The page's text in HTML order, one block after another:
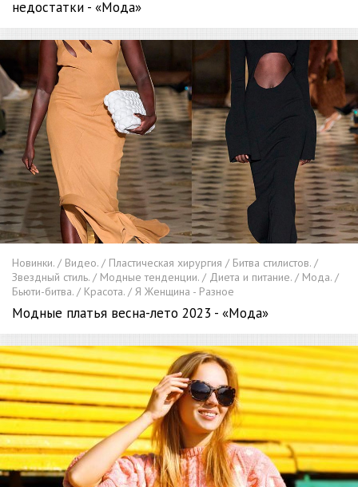
недостатки - «Мода»
Новинки. / Видео. / Пластическая хирургия / Битва стилистов. /
Звездный стиль. / Модные тенденции. / Диета и питание. / Мода. /
Бьюти-битва. / Красота. / Я Женщина - Разное
Модные платья весна-лето 2023 - «Мода»